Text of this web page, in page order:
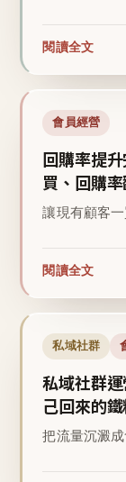
閱讀全文
會員經營
回購率提
買、回購
讓現有顧客
閱讀全文
私域社群
私域社群
己回來的
把流量沉澱